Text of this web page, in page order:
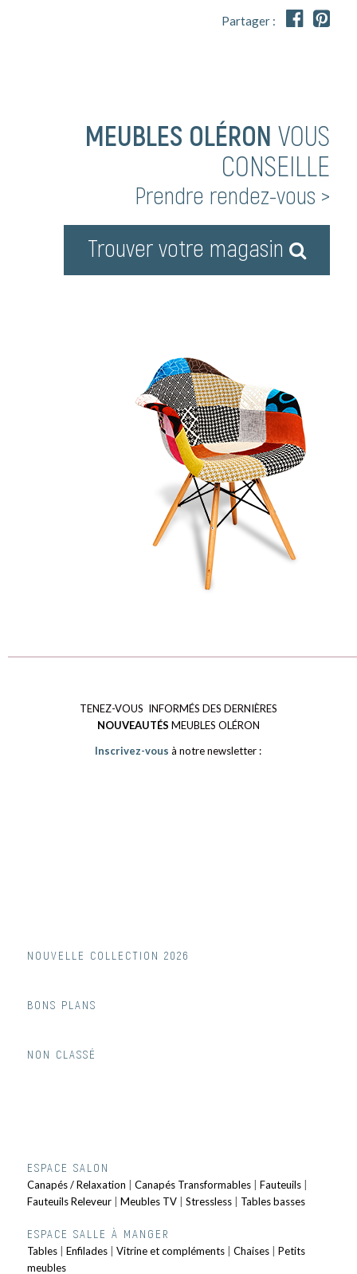
Partager :  
MEUBLES OLÉRON VOUS
CONSEILLE
Prendre rendez-vous >
Trouver votre magasin
TENEZ-VOUS INFORMÉS DES DERNIÈRES
NOUVEAUTÉS MEUBLES OLÉRON
Inscrivez-vous à notre newsletter :
NOUVELLE COLLECTION 2026
BONS PLANS
NON CLASSÉ
ESPACE SALON
Canapés / Relaxation Canapés Transformables| Fauteuils|
Fauteuils Releveur| Meubles TV| Stressless| Tables basses
ESPACE SALLE À MANGER
Tables| Enfilades| Vitrine et compléments| Chaises| Petits
meubles